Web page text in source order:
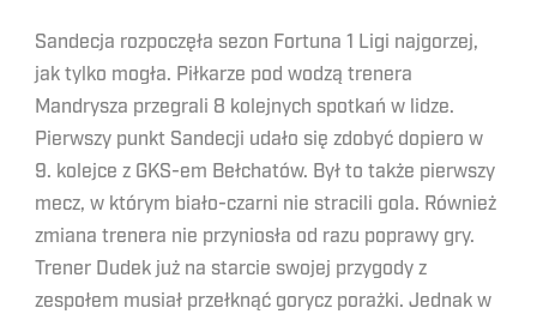
Sandecja rozpoczęła sezon Fortuna 1 Ligi najgorzej,
jak tylko mogła. Piłkarze pod wodzą trenera
Mandrysza przegrali 8 kolejnych spotkań w lidze.
Pierwszy punkt Sandecji udało się zdobyć dopiero w
9. kolejce z GKS-em Bełchatów. Był to także pierwszy
mecz, w którym biało-czarni nie stracili gola. Również
zmiana trenera nie przyniosła od razu poprawy gry.
Trener Dudek już na starcie swojej przygody z
zespołem musiał przełknąć gorycz porażki. Jednak w